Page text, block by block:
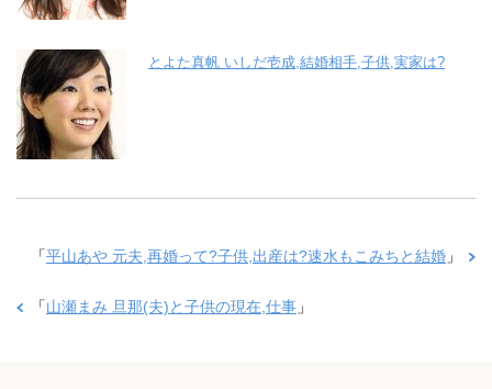
とよた真帆 いしだ壱成,結婚相手,子供,実家は?
「平山あや 元夫,再婚って?子供,出産は?速水もこみちと結婚 」
「山瀬まみ 旦那(夫)と子供の現在,仕事 」